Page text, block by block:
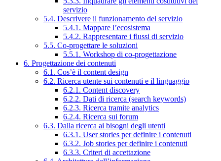
servizio
5.4. Descrivere il funzionamento del servizio
5.4.1. Mappare l’ecosistema
5.4.2. Rappresentare i flussi di servizio
5.5. Co-progettare le soluzioni
5.5.1. Workshop di co-progettazione
6. Progettazione dei contenuti
6.1. Cos’è il content design
6.2. Ricerca utente sui contenuti e il linguaggio
6.2.1. Content discovery
6.2.2. Dati di ricerca (search keywords)
6.2.3. Ricerca tramite analytics
6.2.4. Ricerca sui forum
6.3. Dalla ricerca ai bisogni degli utenti
6.3.1. User stories per definire i contenuti
6.3.2. Job stories per definire i contenuti
6.3.3. Criteri di accettazione